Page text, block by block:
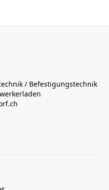
/ Befestigungstechnik